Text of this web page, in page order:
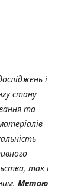
і
стану
та
так і
Метою